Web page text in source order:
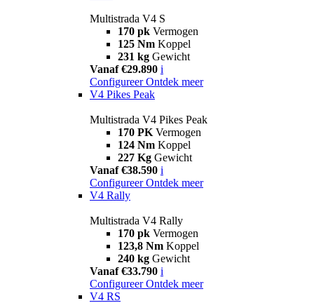
Multistrada V4 S
170 pk Vermogen
125 Nm Koppel
231 kg Gewicht
Vanaf €29.890 i
Configureer Ontdek meer
V4 Pikes Peak
Multistrada V4 Pikes Peak
170 PK Vermogen
124 Nm Koppel
227 Kg Gewicht
Vanaf €38.590 i
Configureer Ontdek meer
V4 Rally
Multistrada V4 Rally
170 pk Vermogen
123,8 Nm Koppel
240 kg Gewicht
Vanaf €33.790 i
Configureer Ontdek meer
V4 RS